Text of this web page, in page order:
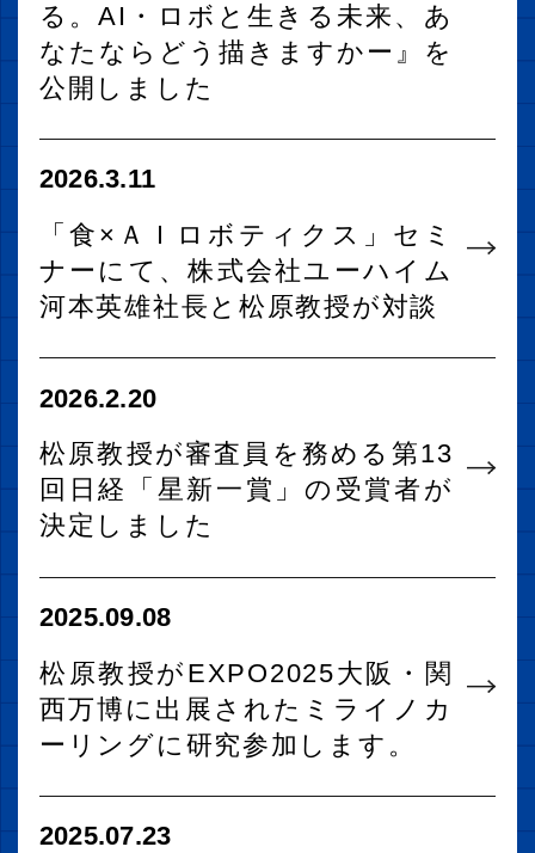
る。AI・ロボと生きる未来、あ
なたならどう描きますかー』を
公開しました
2026.3.11
「食×ＡＩロボティクス」セミ
ナーにて、株式会社ユーハイム
河本英雄社長と松原教授が対談
2026.2.20
松原教授が審査員を務める第13
回日経「星新一賞」の受賞者が
決定しました
2025.09.08
松原教授がEXPO2025大阪・関
西万博に出展されたミライノカ
ーリングに研究参加します。
2025.07.23